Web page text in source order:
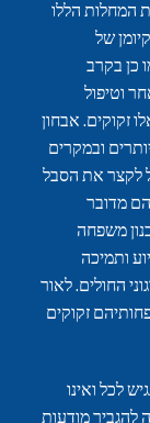
הללו
של
בקרב
אבחון
ובמקרים
את הסבל
מדובר
משפחה
החולים. לאור
זקוקים
ואינו
מודעות